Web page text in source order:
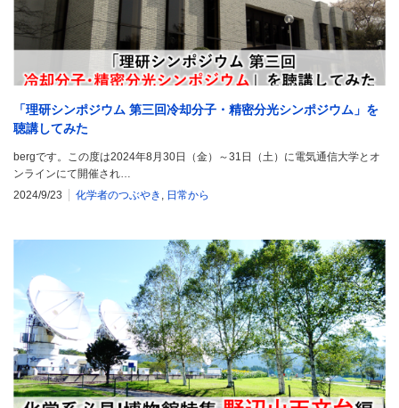
「理研シンポジウム 第三回冷却分子・精密分光シンポジウム」を
聴講してみた
bergです。この度は2024年8月30日（金）～31日（土）に電気通信大学とオ
ンラインにて開催され…
2024/9/23
化学者のつぶやき 日常から